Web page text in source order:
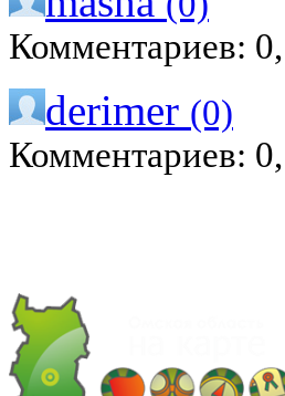
Комментариев:
derimer (0)
Комментариев: